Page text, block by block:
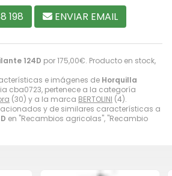
124D por175,00€. Producto en stock,
e imágenes de Horquilla
cba0723, pertenece a la categoría
(30) y a la marca BERTOLINI (4).
y de similares características a
en "Recambios agricolas", "Recambio
198 ENVIAR EMAIL